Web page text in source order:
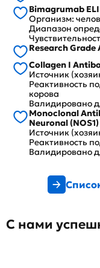
Bimagrumab
Организм:
Диапазон
Research
Collagen I
Источник
Реактивность
корова
Валидировано
Monoclonal
Neuronal
Источник
Реактивность
Валидировано
С нами